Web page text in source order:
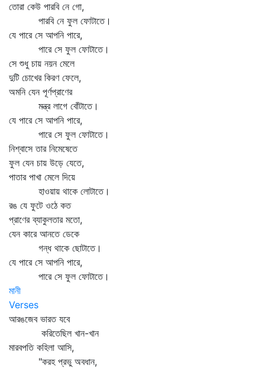
তোরা কেউ পারবি নে গো,
পারবি নে ফুল ফোটাতে।
যে পারে সে আপনি পারে,
পারে সে ফুল ফোটাতে।
সে শুধু চায় নয়ন মেলে
দুটি চোখের কিরণ ফেলে,
অমনি যেন পূর্ণপ্রাণের
মন্ত্র লাগে বোঁটাতে।
যে পারে সে আপনি পারে,
পারে সে ফুল ফোটাতে।
নিশ্বাসে তার নিমেষেতে
ফুল যেন চায় উড়ে যেতে,
পাতার পাখা মেলে দিয়ে
হাওয়ায় থাকে লোটাতে।
রঙ যে ফুটে ওঠে কত
প্রাণের ব্যাকুলতার মতো,
যেন কারে আনতে ডেকে
গন্ধ থাকে ছোটাতে।
যে পারে সে আপনি পারে,
পারে সে ফুল ফোটাতে।
মানী
Verses
আরঙজেব ভারত যবে
করিতেছিল খান-খান
মারবপতি কহিলা আসি,
"করহ প্রভু অবধান,